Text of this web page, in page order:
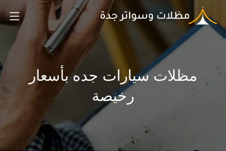
مظلات سيارات جده بأسعار
رخيصة